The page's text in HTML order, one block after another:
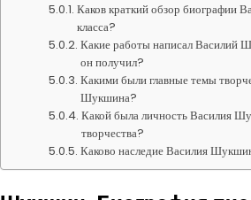
Каков краткий обзор биографии
класса?
Какие работы написал Василий
он получил?
Какими были главные темы
Шукшина?
Какой была личность Василия
творчества?
Каково наследие Василия